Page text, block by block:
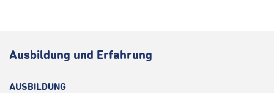
Ausbildung und Erfahrung
AUSBILDUNG